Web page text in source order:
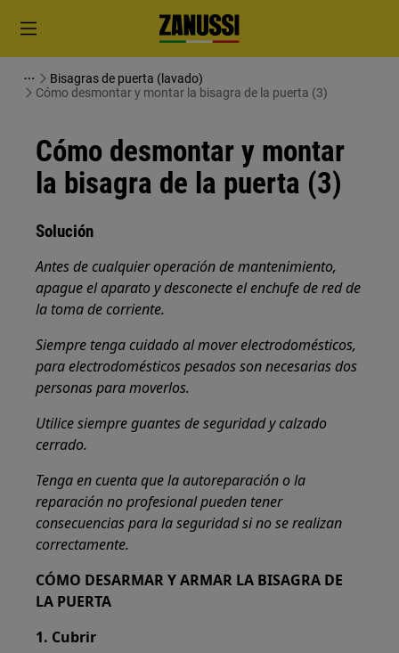
Bisagras de puerta (lavado)
Cómo desmontar y montar la bisagra de la puerta (3)
Cómo desmontar y montar
la bisagra de la puerta (3)
Solución
Antes de cualquier operación de mantenimiento,
apague el aparato y desconecte el enchufe de red de
la toma de corriente.
Siempre tenga cuidado al mover electrodomésticos,
para electrodomésticos pesados son necesarias dos
personas para moverlos.
Utilice siempre guantes de seguridad y calzado
cerrado.
Tenga en cuenta que la autoreparación o la
reparación no profesional pueden tener
consecuencias para la seguridad si no se realizan
correctamente.
CÓMO DESARMAR Y ARMAR LA BISAGRA DE
LA PUERTA
1. Cubrir